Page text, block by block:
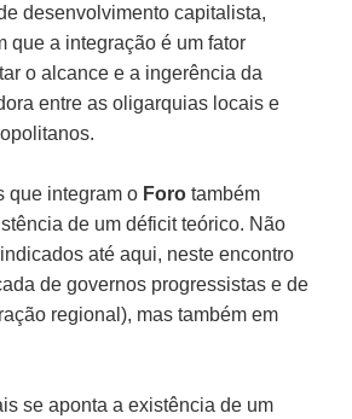
desenvolvimento capitalista,
que a integração é um fator
o alcance e a ingerência da
entre as oligarquias locais e
que integram o Forotambém
de um déficit teórico. Não
até aqui, neste encontro
de governos progressistas e de
regional), mas também em
se aponta a existência de um